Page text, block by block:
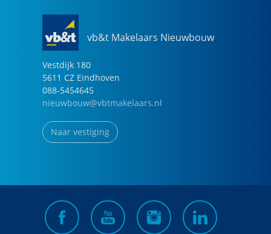
vb&t Makelaars Nieuwbouw
Vestdijk 180
5611 CZ Eindhoven
088-5454645
nieuwbouw@vbtmakelaars.nl
Naar vestiging